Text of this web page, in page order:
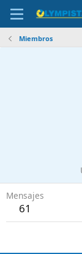
Miembros
Mensajes
61